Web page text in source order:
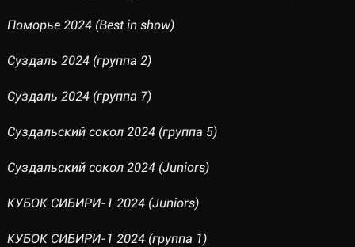
Поморье 2024 (Best in show)
Суздаль 2024 (группа 2)
Суздаль 2024 (группа 7)
Суздальский сокол 2024 (группа 5)
Суздальский сокол 2024 (Juniors)
КУБОК СИБИРИ-1 2024 (Juniors)
КУБОК СИБИРИ-1 2024 (группа 1)